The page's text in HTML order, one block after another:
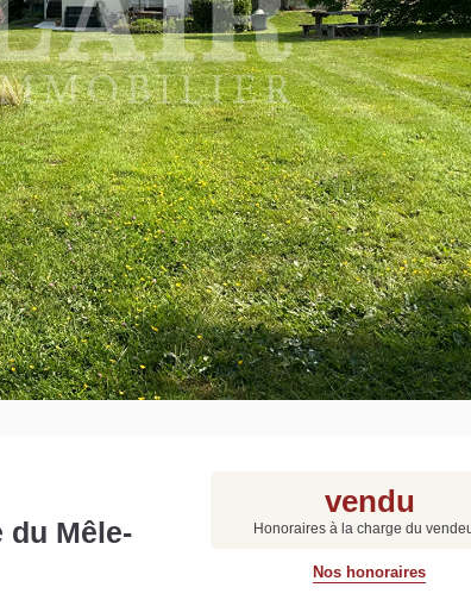
Mêle-
vendu
Honoraires à la charge du
Nos honoraires